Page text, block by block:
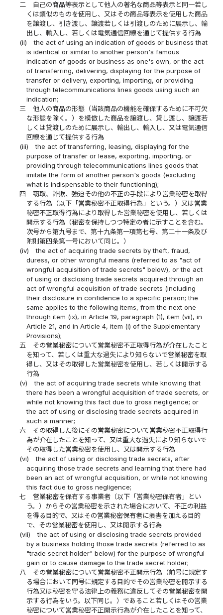
二
自己の商品等表示として他人の著名な商品等表示と同一若し
くは類似のものを使用し、又はその商品等表示を使用した商品
を譲渡し、引き渡し、譲渡若しくは引渡しのために展示し、輸
出し、輸入し、若しくは電気通信回線を通じて提供する行為
(ii)
the act of using an indication of goods or business that
is identical or similar to another person's famous
indication of goods or business as one's own, or the act
of transferring, delivering, displaying for the purpose of
transfer or delivery, exporting, importing, or providing
through telecommunications lines goods using such an
indication;
三
他人の商品の形態（当該商品の機能を確保するために不可欠
な形態を除く。）を模倣した商品を譲渡し、貸し渡し、譲渡若
しくは貸渡しのために展示し、輸出し、輸入し、又は電気通信
回線を通じて提供する行為
(iii)
the act of transferring, leasing, displaying for the
purpose of transfer or lease, exporting, importing, or
providing through telecommunications lines goods that
imitate the form of another person's goods (excluding
what is indispensable to their functioning);
四
窃取、詐欺、強迫その他の不正の手段により営業秘密を取得
する行為（以下「営業秘密不正取得行為」という。）又は営業
秘密不正取得行為により取得した営業秘密を使用し、若しくは
開示する行為（秘密を保持しつつ特定の者に示すことを含む。
次号から第九号まで、第十九条第一項第七号、第二十一条及び
附則第四条第一号において同じ。）
(iv)
the act of acquiring trade secrets by theft, fraud,
duress, or other wrongful means (referred to as "act of
wrongful acquisition of trade secrets" below), or the act
of using or disclosing trade secrets acquired through an
act of wrongful acquisition of trade secrets (including
their disclosure in confidence to a specific person; the
same applies to the following items, from the next one
through item (ix), in Article 19, paragraph (1), item (vii), in
Article 21, and in Article 4, item (i) of the Supplementary
Provisions);
五
その営業秘密について営業秘密不正取得行為が介在したこと
を知って、若しくは重大な過失により知らないで営業秘密を取
得し、又はその取得した営業秘密を使用し、若しくは開示する
行為
(v)
the act of acquiring trade secrets while knowing that
there has been a wrongful acquisition of trade secrets, or
while not knowing this fact due to gross negligence; or
the act of using or disclosing trade secrets acquired in
such a manner;
六
その取得した後にその営業秘密について営業秘密不正取得行
為が介在したことを知って、又は重大な過失により知らないで
その取得した営業秘密を使用し、又は開示する行為
(vi)
the act of using or disclosing trade secrets, after
acquiring those trade secrets and learning that there had
been an act of wrongful acquisition, or while not knowing
this fact due to gross negligence;
七
営業秘密を保有する事業者（以下「営業秘密保有者」とい
う。）からその営業秘密を示された場合において、不正の利益
を得る目的で、又はその営業秘密保有者に損害を加える目的
で、その営業秘密を使用し、又は開示する行為
(vii)
the act of using or disclosing trade secrets provided
by a business holding those trade secrets (referred to as
"trade secret holder" below) for the purpose of wrongful
gain or to cause damage to the trade secret holder;
八
その営業秘密について営業秘密不正開示行為（前号に規定す
る場合において同号に規定する目的でその営業秘密を開示する
行為又は秘密を守る法律上の義務に違反してその営業秘密を開
示する行為をいう。以下同じ。）であること若しくはその営業
秘密について営業秘密不正開示行為が介在したことを知って、